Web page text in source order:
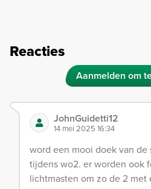
Reacties
Aanmelden om
JohnGuidetti12
14 mei 2025 16:34
word een mooi doek van de
tijdens wo2. er worden ook
lichtmasten om zo de 2